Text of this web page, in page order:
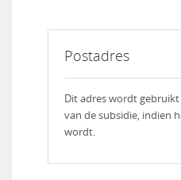
Postadres
Dit adres wordt
van de subsidie, indien
wordt.